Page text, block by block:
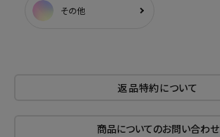
その他
返品特約について
商品についてのお問い合わせ